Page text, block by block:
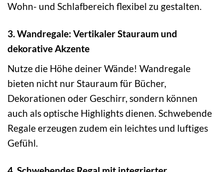
Wohn- und Schlafbereich flexibel zu gestalten.
3. Wandregale: Vertikaler Stauraum und
dekorative Akzente
Nutze die Höhe deiner Wände! Wandregale
bieten nicht nur Stauraum für Bücher,
Dekorationen oder Geschirr, sondern können
auch als optische Highlights dienen. Schwebende
Regale erzeugen zudem ein leichtes und luftiges
Gefühl.